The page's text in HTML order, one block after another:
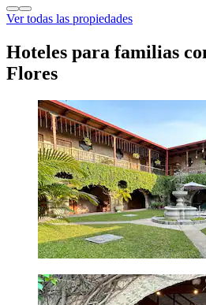
Ver todas las propiedades
Hoteles para familias
Flores